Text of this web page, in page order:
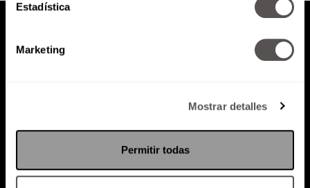
Estadística
Marketing
Mostrar detalles
Permitir todas
Política de Privacidad
PODCAST RADIO MARTHA EVENTOS
SACA TU ID